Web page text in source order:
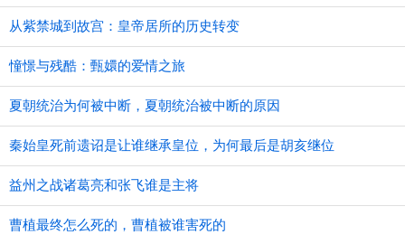
从紫禁城到故宫：皇帝居所的历史转变
憧憬与残酷：甄嬛的爱情之旅
夏朝统治为何被中断，夏朝统治被中断的原因
秦始皇死前遗诏是让谁继承皇位，为何最后是胡亥继位
益州之战诸葛亮和张飞谁是主将
曹植最终怎么死的，曹植被谁害死的